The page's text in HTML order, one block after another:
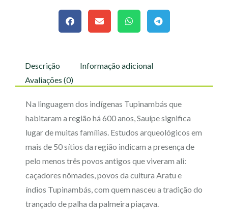
Descrição
Informação adicional
Avaliações (0)
Na linguagem dos indígenas Tupinambás que
habitaram a região há 600 anos, Sauípe significa
lugar de muitas famílias. Estudos arqueológicos em
mais de 50 sítios da região indicam a presença de
pelo menos três povos antigos que viveram ali:
caçadores nômades, povos da cultura Aratu e
índios Tupinambás, com quem nasceu a tradição do
trançado de palha da palmeira piaçava.